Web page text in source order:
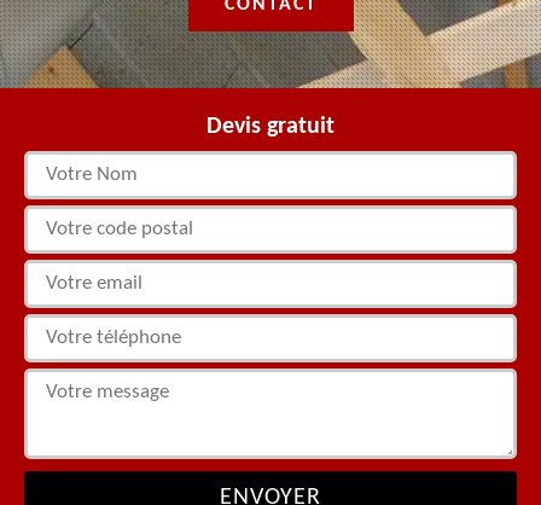
CONTACT
Devis gratuit